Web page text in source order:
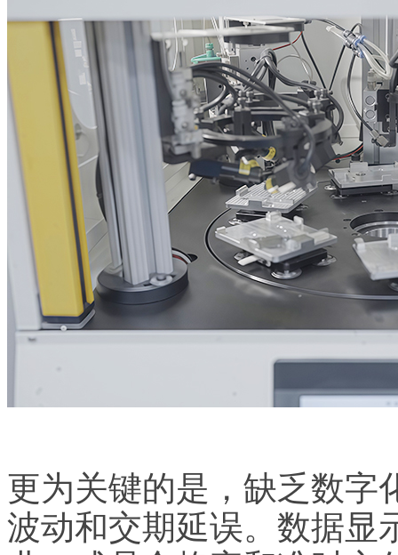
更为关键的是，缺乏数字
波动和交期延误。数据显